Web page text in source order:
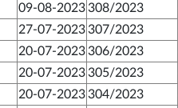
09-08-2023308/2023
27-07-2023307/2023
20-07-2023306/2023
20-07-2023305/2023
20-07-2023304/2023